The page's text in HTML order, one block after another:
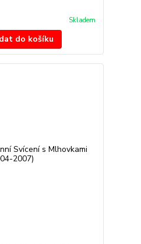
Skladem
do košíku